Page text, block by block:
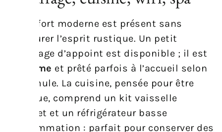
Le confort moderne est présent sans
dénaturer l’esprit rustique. Un petit
chauffage d’appoint est disponible ; il est
économe et prêté parfois à l’accueil selon
la formule. La cuisine, pensée pour être
pratique, comprend un kit vaisselle
complet et un réfrigérateur basse
consommation : parfait pour conserver des